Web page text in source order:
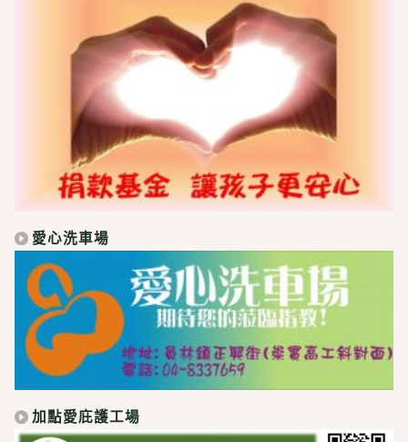
愛心洗車場
加點愛庇護工場